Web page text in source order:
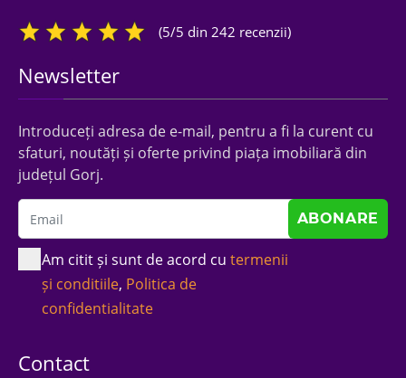
(5/5 din 242 recenzii)
Newsletter
Introduceți adresa de e-mail, pentru a fi la curent cu
sfaturi, noutăți și oferte privind piața imobiliară din
județul Gorj.
Am citit și sunt de acord cu termenii
și conditiile, Politica de
confidentialitate
Contact